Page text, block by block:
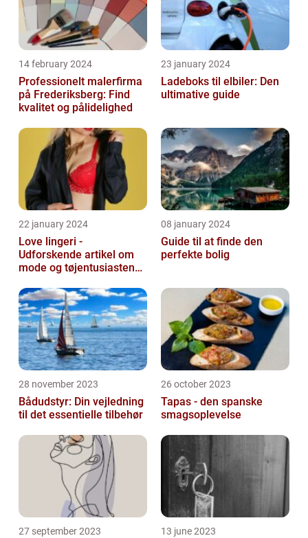
14 february 2024
Professionelt malerfirma
på Frederiksberg: Find
kvalitet og pålidelighed
23 january 2024
Ladeboks til elbiler: Den
ultimative guide
22 january 2024
Love lingeri -
Udforskende artikel om
mode og tøjentusiastens
08 january 2024
Guide til at finde den
perfekte bolig
28 november 2023
Bådudstyr: Din vejledning
til det essentielle tilbehør
26 october 2023
Tapas - den spanske
smagsoplevelse
27 september 2023 13 june 2023